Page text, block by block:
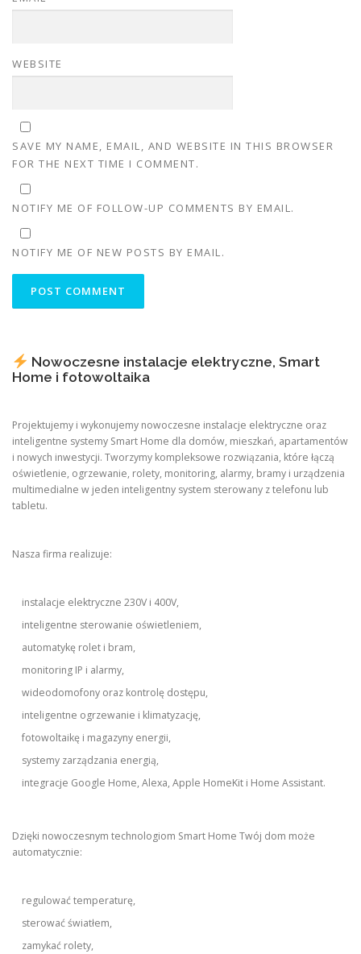
WEBSITE
SAVE MY NAME, EMAIL, AND WEBSITE IN THIS BROWSER
FOR THE NEXT TIME I COMMENT.
NOTIFY ME OF FOLLOW-UP COMMENTS BY EMAIL.
NOTIFY ME OF NEW POSTS BY EMAIL.
Nowoczesne instalacje elektryczne, Smart
Home i fotowoltaika
Projektujemy i wykonujemy nowoczesne instalacje elektryczne oraz
inteligentne systemy Smart Home dla domów, mieszkań, apartamentów
i nowych inwestycji. Tworzymy kompleksowe rozwiązania, które łączą
oświetlenie, ogrzewanie, rolety, monitoring, alarmy, bramy i urządzenia
multimedialne w jeden inteligentny system sterowany z telefonu lub
tabletu.
Nasza firma realizuje:
instalacje elektryczne 230V i 400V,
inteligentne sterowanie oświetleniem,
automatykę rolet i bram,
monitoring IP i alarmy,
wideodomofony oraz kontrolę dostępu,
inteligentne ogrzewanie i klimatyzację,
fotowoltaikę i magazyny energii,
systemy zarządzania energią,
integracje Google Home, Alexa, Apple HomeKit i Home Assistant.
Dzięki nowoczesnym technologiom Smart Home Twój dom może
automatycznie:
regulować temperaturę,
sterować światłem,
zamykać rolety,